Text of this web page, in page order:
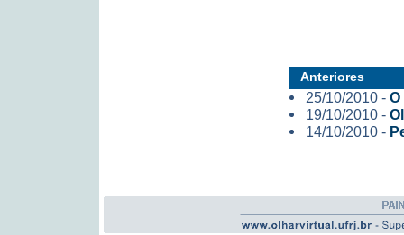
Anteriores
25/10/2010 -
19/10/2010 -
14/10/2010 -